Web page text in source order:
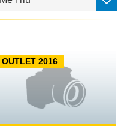
OUTLET 2016